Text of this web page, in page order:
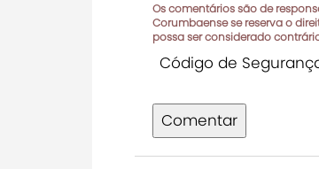
Os comentários são de
Corumbaense se reserva o
possa ser considerado
Código de
Comentar